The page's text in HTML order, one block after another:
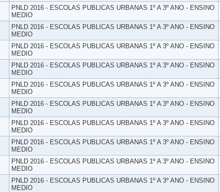
PNLD 2016 - ESCOLAS PUBLICAS URBANAS 1º A 3º ANO - ENSINO
MEDIO
PNLD 2016 - ESCOLAS PUBLICAS URBANAS 1º A 3º ANO - ENSINO
MEDIO
PNLD 2016 - ESCOLAS PUBLICAS URBANAS 1º A 3º ANO - ENSINO
MEDIO
PNLD 2016 - ESCOLAS PUBLICAS URBANAS 1º A 3º ANO - ENSINO
MEDIO
PNLD 2016 - ESCOLAS PUBLICAS URBANAS 1º A 3º ANO - ENSINO
MEDIO
PNLD 2016 - ESCOLAS PUBLICAS URBANAS 1º A 3º ANO - ENSINO
MEDIO
PNLD 2016 - ESCOLAS PUBLICAS URBANAS 1º A 3º ANO - ENSINO
MEDIO
PNLD 2016 - ESCOLAS PUBLICAS URBANAS 1º A 3º ANO - ENSINO
MEDIO
PNLD 2016 - ESCOLAS PUBLICAS URBANAS 1º A 3º ANO - ENSINO
MEDIO
PNLD 2016 - ESCOLAS PUBLICAS URBANAS 1º A 3º ANO - ENSINO
MEDIO